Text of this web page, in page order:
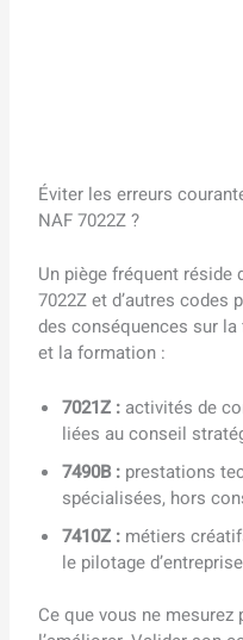
Éviter les erreurs
NAF 7022Z ?
Un piège fréquent
7022Z et d’autres codes
des conséquences sur
et la formation :
7021Z : activités de
liées au conseil
7490B : prestations
spécialisées, hors
7410Z : métiers
le pilotage
Ce que vous ne mesurez